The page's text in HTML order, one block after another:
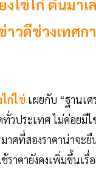
งไข่ไก่ ตื่นมา
วดีช่วงเทศก
ก่ไข่ เผยกับ “ฐานเ
วประเทศ ไม่ค่อยมี
ศที่สองราคาน่าจะ
าคายังคงเพิ่มขึ้นเ